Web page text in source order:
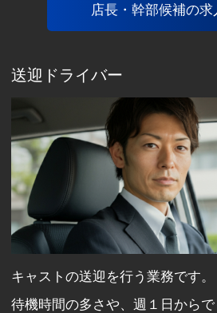
店長・幹部候補の求
送迎ドライバー
キャストの送迎を行う業務です。
待機時間の多さや、週１日から